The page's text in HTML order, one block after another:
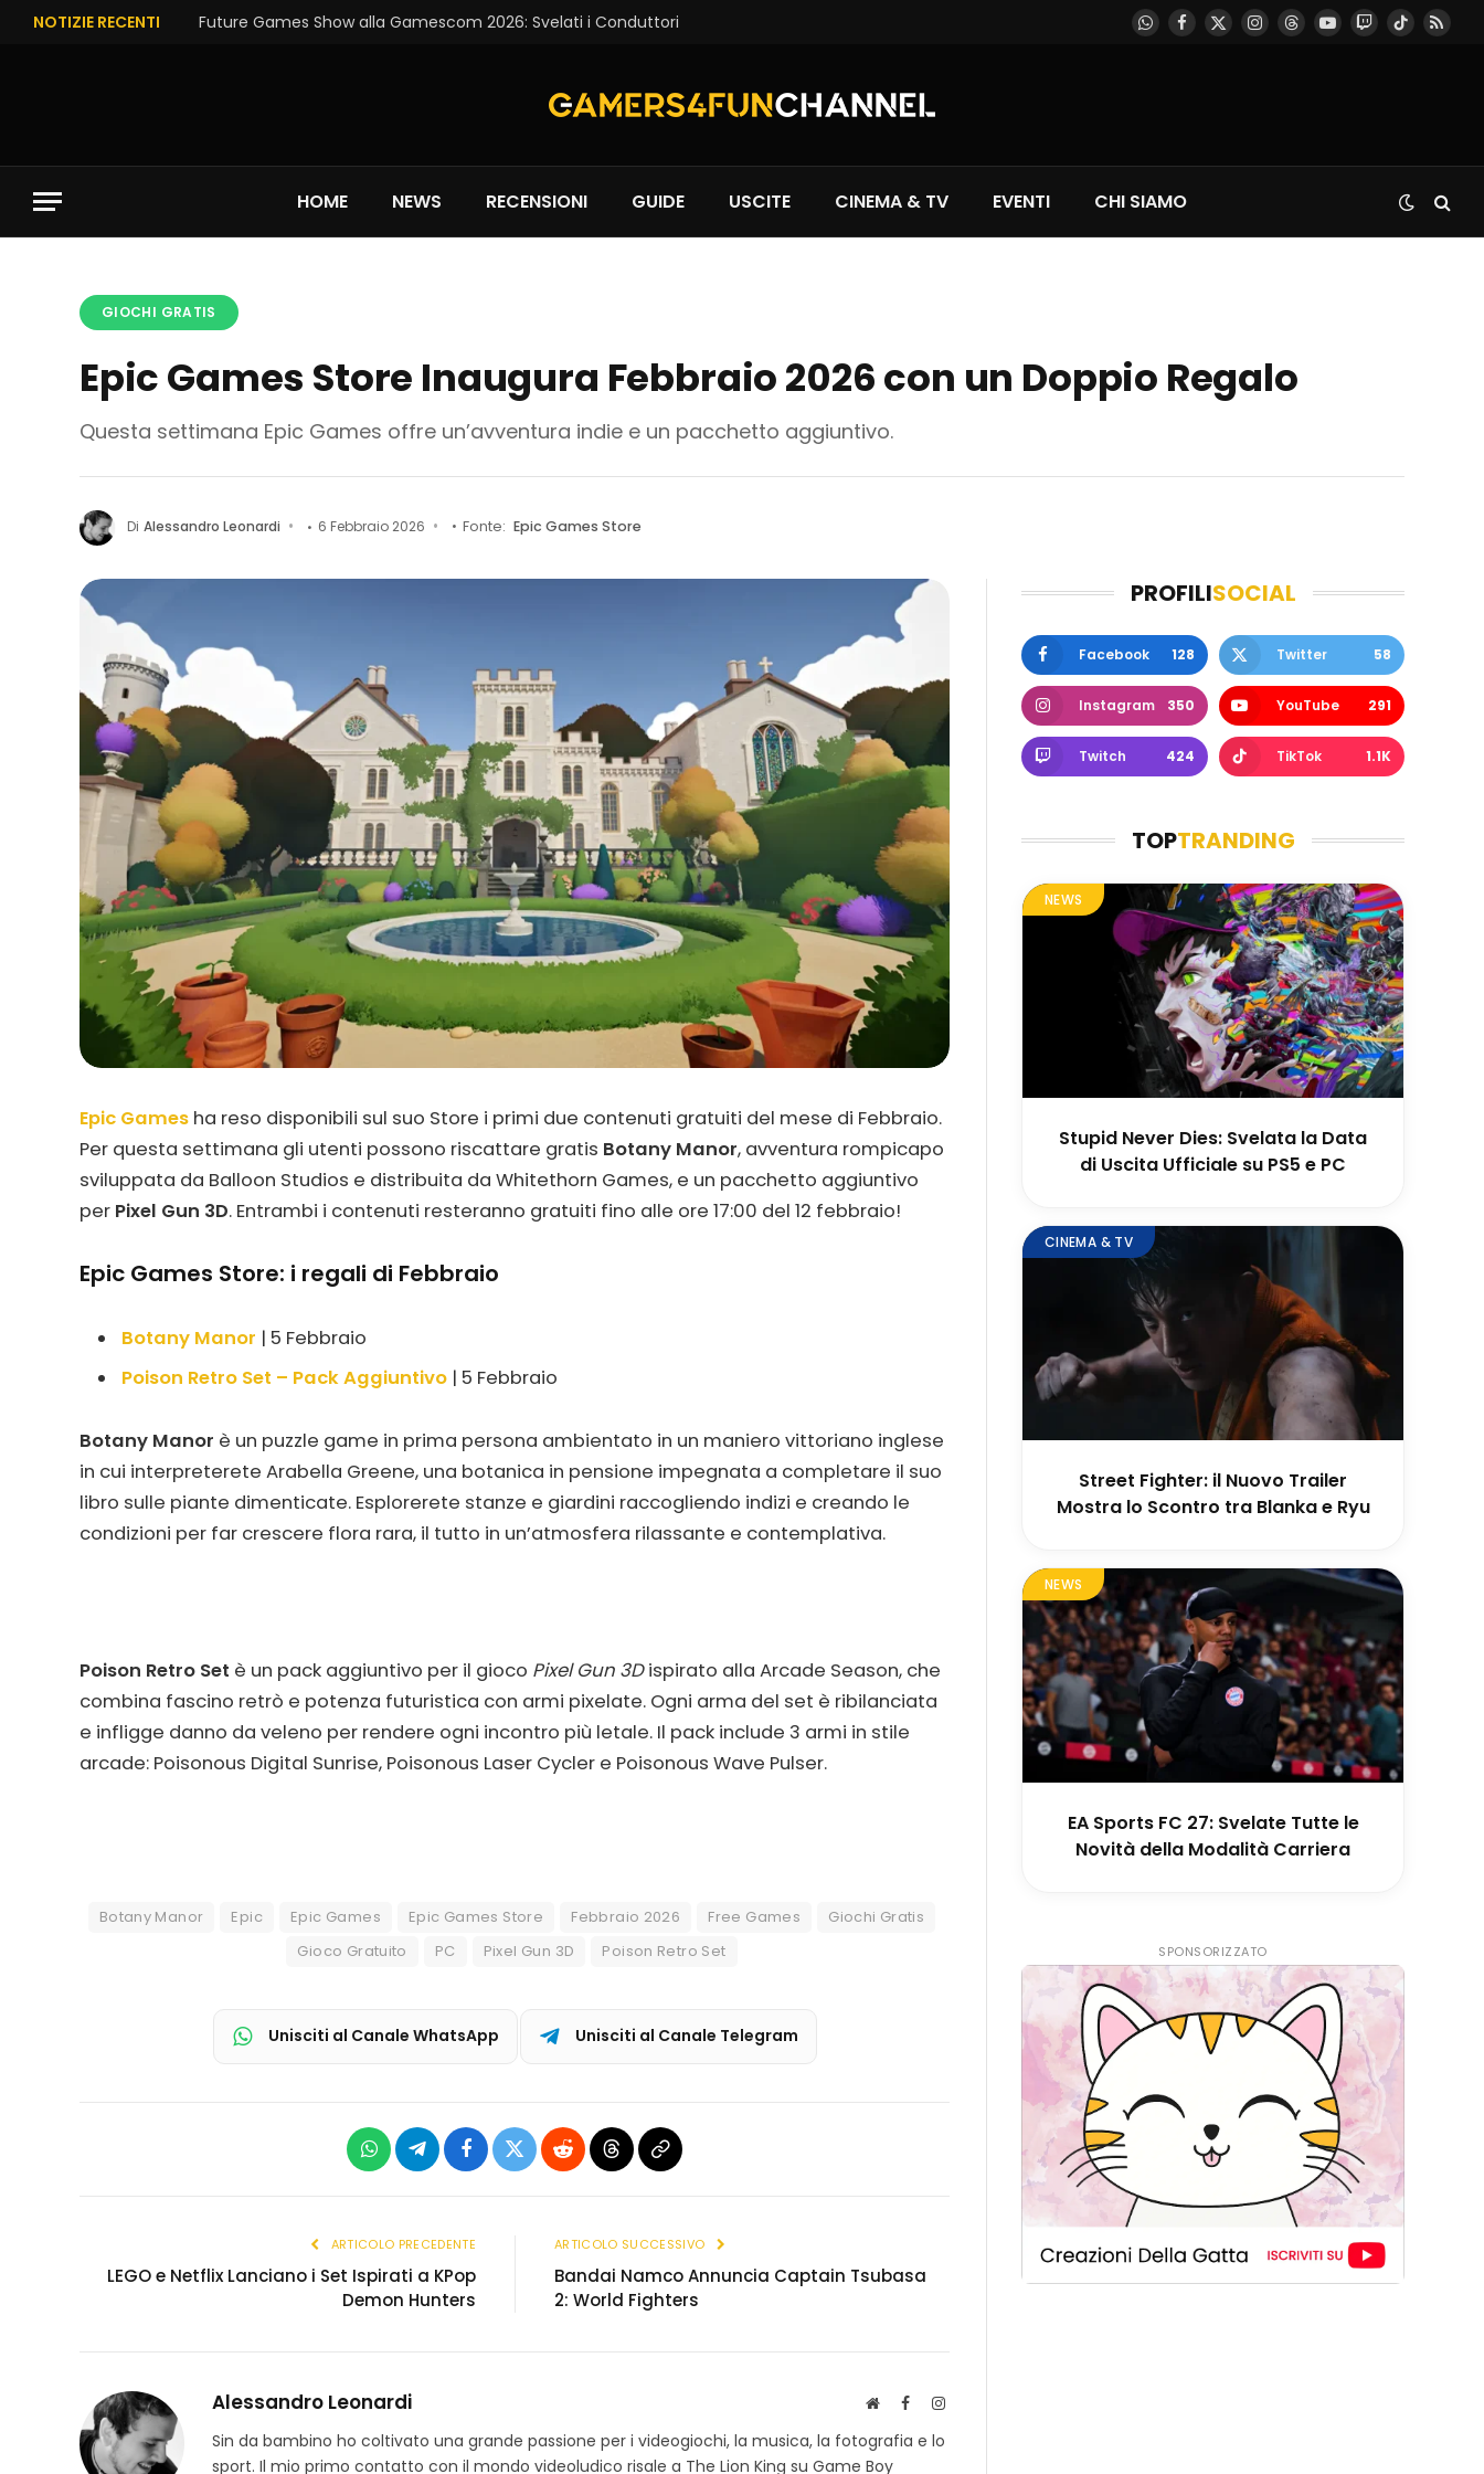
NOTIZIE RECENTI Future Games Show alla Gamescom 2026: Svelati i Conduttori WhatsApp
Facebook
X
Instagram
ThreadsYouTube
TwitchTikTok
RSS
HOME NEWS RECENSIONI GUIDE USCITE CINEMA & TV EVENTI CHI SIAMO
GIOCHI GRATIS
Epic Games Store Inaugura Febbraio 2026 con un Doppio Regalo
Questa settimana Epic Games offre un’avventura indie e un pacchetto aggiuntivo.
Di Alessandro Leonardi 6 Febbraio 2026 Fonte: Epic Games Store
Epic Games ha reso disponibili sul suo Store i primi due contenuti gratuiti del mese di Febbraio.
Per questa settimana gli utenti possono riscattare gratis Botany Manor, avventura rompicapo
sviluppata da Balloon Studios e distribuita da Whitethorn Games, e un pacchetto aggiuntivo
per Pixel Gun 3D. Entrambi i contenuti resteranno gratuiti fino alle ore 17:00 del 12 febbraio!
Epic Games Store: i regali di Febbraio
Botany Manor | 5 Febbraio
Poison Retro Set – Pack Aggiuntivo | 5 Febbraio
Botany Manor è un puzzle game in prima persona ambientato in un maniero vittoriano inglese
in cui interpreterete Arabella Greene, una botanica in pensione impegnata a completare il suo
libro sulle piante dimenticate. Esplorerete stanze e giardini raccogliendo indizi e creando le
condizioni per far crescere flora rara, il tutto in un’atmosfera rilassante e contemplativa.
Poison Retro Set è un pack aggiuntivo per il gioco Pixel Gun 3Dispirato alla Arcade Season, che
combina fascino retrò e potenza futuristica con armi pixelate. Ogni arma del set è ribilanciata
e infligge danno da veleno per rendere ogni incontro più letale. Il pack include 3 armi in stile
arcade: Poisonous Digital Sunrise, Poisonous Laser Cycler e Poisonous Wave Pulser.
Botany Manor Epic Epic Games Epic Games Store Febbraio 2026 Free Games
Giochi Gratis
Gioco Gratuito
PC Pixel Gun 3D Poison Retro Set
Unisciti al Canale WhatsApp Unisciti al Canale Telegram
WhatsAppTelegramFacebook
X
RedditThreadsCopia
ARTICOLO PRECEDENTE
LEGO e Netflix Lanciano i Set Ispirati a KPop
Demon Hunters
ARTICOLO SUCCESSIVO
Bandai Namco Annuncia Captain Tsubasa
2: World Fighters
Alessandro Leonardi
S
t
o
F
c
I
Sin da bambino ho coltivato una grande passione per i videogiochi, la musica, la fotografia e lo
sport. Il mio primo contatto con il mondo videoludico risale a The Lion King su Game Boy
PROFILISOCIAL
Facebook 128 Twitter 58
Instagram 350 YouTube 291
Twitch 424 TikTok 1.1K
TOPTRANDING
NEWS
Stupid Never Dies: Svelata la Data
di Uscita Ufficiale su PS5 e PC
CINEMA & TV
Street Fighter: il Nuovo Trailer
Mostra lo Scontro tra Blanka e Ryu
NEWS
EA Sports FC 27: Svelate Tutte le
Novità della Modalità Carriera
SPONSORIZZATO